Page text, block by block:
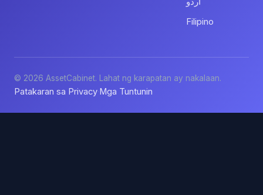
Filipino
© 2026 AssetCabinet. Lahat ng karapatan ay nakalaan.
Patakaran sa Privacy·Mga Tuntunin